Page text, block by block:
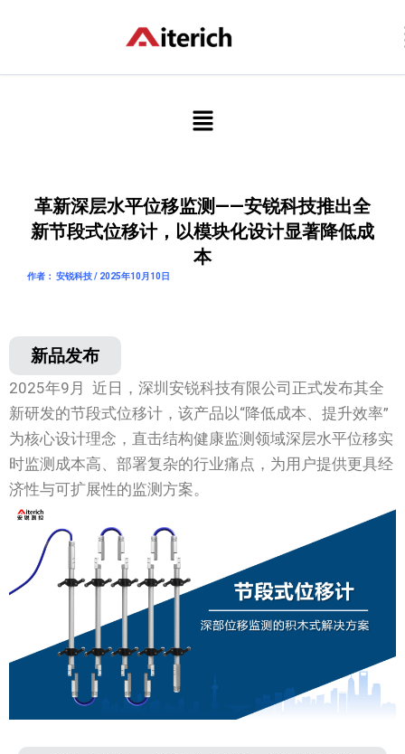
容
菜
单
革新深层水平位移监测——安锐科技推出全
新节段式位移计，以模块化设计显著降低成
本
作者： 安锐科技 / 2025年10月10日
新品发布
2025年9月 近日，深圳安锐科技有限公司正式发布其全
新研发的节段式位移计，该产品以“降低成本、提升效率”
为核心设计理念，直击结构健康监测领域深层水平位移实
时监测成本高、部署复杂的行业痛点，为用户提供更具经
济性与可扩展性的监测方案。